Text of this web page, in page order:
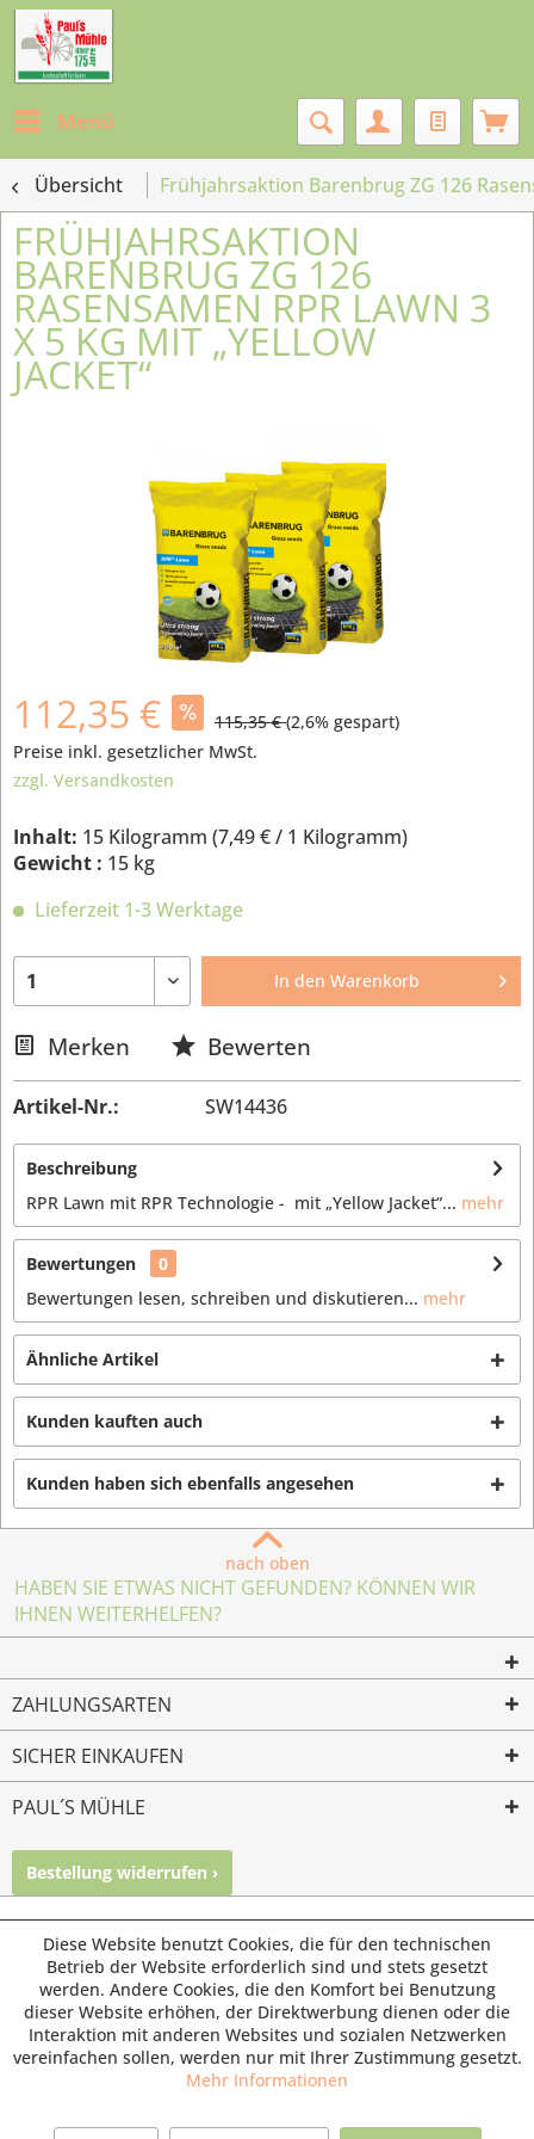
Menü
Übersicht Frühjahrsaktion Barenbrug ZG 126
FRÜHJAHRSAKTION
BARENBRUG ZG 126
RASENSAMEN RPR LAWN 3
X 5 KG MIT „YELLOW
JACKET“
112,35 € 115,35 €(2,6% gespart)
Preise inkl. gesetzlicher MwSt.
zzgl. Versandkosten
Inhalt: 15 Kilogramm (7,49 €/ 1 Kilogramm)
Gewicht : 15 kg
Lieferzeit 1-3 Werktage
In den Warenkorb
Merken Bewerten
Artikel-Nr.: SW14436
Beschreibung
RPR Lawn mit RPR Technologie - mit „Yellow Jacket“... mehr
Bewertungen
0
Bewertungen lesen, schreiben und diskutieren... mehr
Ähnliche Artikel
Kunden kauften auch
Kunden haben sich ebenfalls angesehen
nach oben
HABEN SIE ETWAS NICHT GEFUNDEN? KÖNNEN WIR
IHNEN WEITERHELFEN?
ZAHLUNGSARTEN
SICHER EINKAUFEN
PAUL´S MÜHLE
Bestellung widerrufen ›
© Paul's Mühle | Inhaber: Christof Paul e.K. | Westring 2 |
45659 Recklinghausen
Fax: 02361 -28831 | E-Mail: info@pauls-muehle.de
Diese Website benutzt Cookies, die für den technischen
Betrieb der Website erforderlich sind und stets gesetzt
werden. Andere Cookies, die den Komfort bei Benutzung
dieser Website erhöhen, der Direktwerbung dienen oder die
Interaktion mit anderen Websites und sozialen Netzwerken
vereinfachen sollen, werden nur mit Ihrer Zustimmung gesetzt.
Mehr Informationen